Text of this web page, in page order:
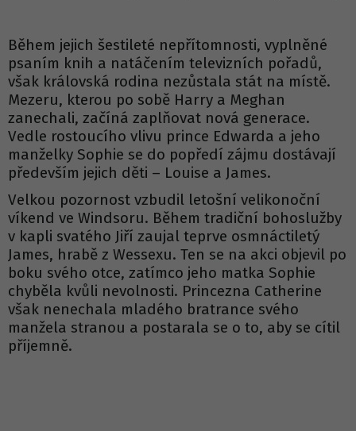
Během jejich šestileté nepřítomnosti, vyplněné
psaním knih a natáčením televizních pořadů,
však královská rodina nezůstala stát na místě.
Mezeru, kterou po sobě Harry a Meghan
zanechali, začíná zaplňovat nová generace.
Vedle rostoucího vlivu prince Edwarda a jeho
manželky Sophie se do popředí zájmu dostávají
především jejich děti – Louise a James.
Velkou pozornost vzbudil letošní velikonoční
víkend ve Windsoru. Během tradiční bohoslužby
v kapli svatého Jiří zaujal teprve osmnáctiletý
James, hrabě z Wessexu. Ten se na akci objevil po
boku svého otce, zatímco jeho matka Sophie
chyběla kvůli nevolnosti. Princezna Catherine
však nenechala mladého bratrance svého
manžela stranou a postarala se o to, aby se cítil
příjemně.